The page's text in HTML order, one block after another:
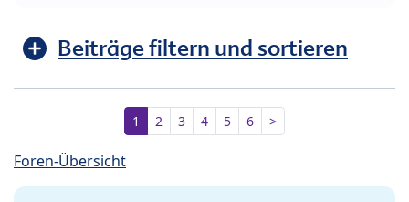
Beiträge filtern und sortieren
1 2 3 4 5 6 >
Foren-Übersicht